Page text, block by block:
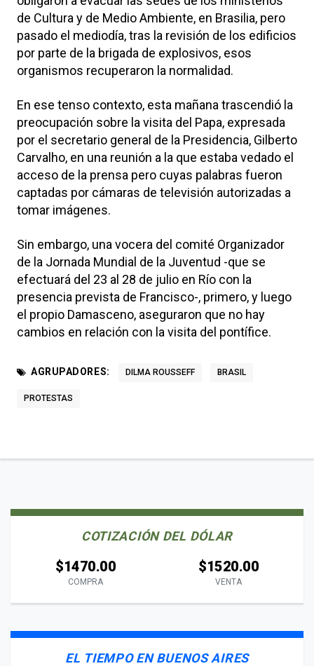
de Cultura y de Medio Ambiente, en Brasilia, pero
pasado el mediodía, tras la revisión de los edificios
por parte de la brigada de explosivos, esos
organismos recuperaron la normalidad.
En ese tenso contexto, esta mañana trascendió la
preocupación sobre la visita del Papa, expresada
por el secretario general de la Presidencia, Gilberto
Carvalho, en una reunión a la que estaba vedado el
acceso de la prensa pero cuyas palabras fueron
captadas por cámaras de televisión autorizadas a
tomar imágenes.
Sin embargo, una vocera del comité Organizador
de la Jornada Mundial de la Juventud -que se
efectuará del 23 al 28 de julio en Río con la
presencia prevista de Francisco-, primero, y luego
el propio Damasceno, aseguraron que no hay
cambios en relación con la visita del pontífice.
AGRUPADORES: DILMA ROUSSEFF BRASIL
PROTESTAS
COTIZACIÓN DEL DÓLAR
$1470.00
COMPRA
$1520.00
VENTA
EL TIEMPO EN BUENOS AIRES